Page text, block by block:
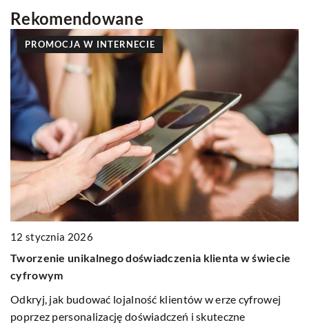
Rekomendowane
PROMOCJA W INTERNECIE
12 stycznia 2026
Tworzenie unikalnego doświadczenia klienta w świecie
cyfrowym
Odkryj, jak budować lojalność klientów w erze cyfrowej
poprzez personalizację doświadczeń i skuteczne